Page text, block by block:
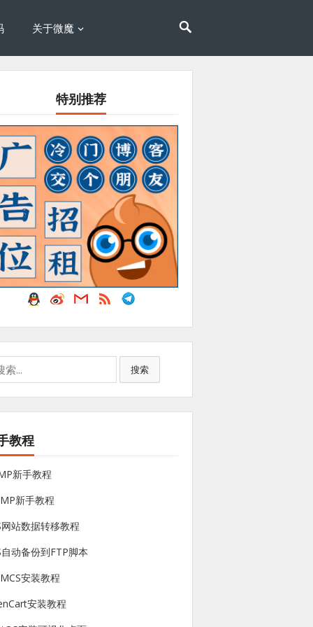
关于微魔
特别推荐
搜索
教程
新手教程
新手教程
网站数据转移教程
自动备份到FTP脚本
安装教程
安装教程